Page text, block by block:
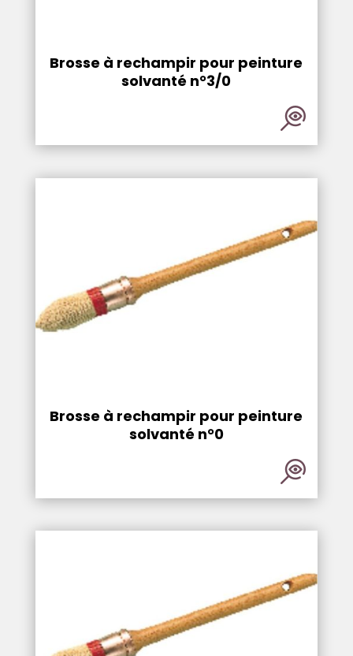
Brosse à rechampir pour peinture
solvanté n°3/0
Brosse à rechampir pour peinture
solvanté n°0